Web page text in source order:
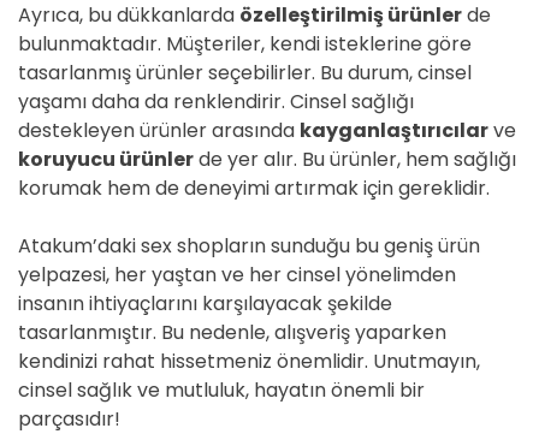
Ayrıca, bu dükkanlarda özelleştirilmiş ürünlerde
bulunmaktadır. Müşteriler, kendi isteklerine göre
tasarlanmış ürünler seçebilirler. Bu durum, cinsel
yaşamı daha da renklendirir. Cinsel sağlığı
destekleyen ürünler arasında kayganlaştırıcılarve
koruyucu ürünlerde yer alır. Bu ürünler, hem sağlığı
korumak hem de deneyimi artırmak için gereklidir.
Atakum’daki sex shopların sunduğu bu geniş ürün
yelpazesi, her yaştan ve her cinsel yönelimden
insanın ihtiyaçlarını karşılayacak şekilde
tasarlanmıştır. Bu nedenle, alışveriş yaparken
kendinizi rahat hissetmeniz önemlidir. Unutmayın,
cinsel sağlık ve mutluluk, hayatın önemli bir
parçasıdır!